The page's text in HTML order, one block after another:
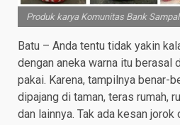
Produk karya Komunitas Bank
Batu – Anda tentu tidak yakin
dengan aneka warna itu berasal
pakai. Karena, tampilnya benar-
dipajang di taman, teras rumah,
dan lainnya. Tak ada kesan jorok